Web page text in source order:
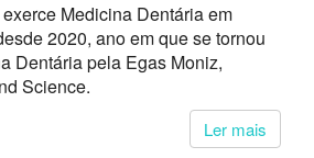
Medicina Dentária em
2020, ano em que se tornou
Dentária pela Egas Moniz,
Science.
Ler mais